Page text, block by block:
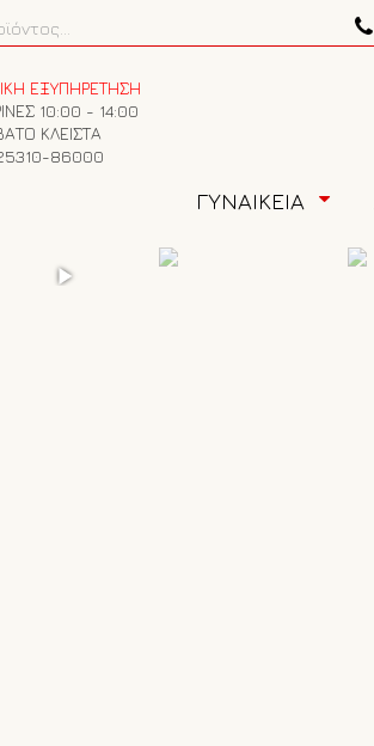
ΕΞΥΠΗΡΕΤΗΣΗ
10:00 - 14:00
ΚΛΕΙΣΤΑ
86000
ΓΥΝΑΙΚΕΙΑ